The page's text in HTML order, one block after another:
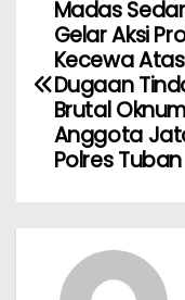
Madas
Gelar Aksi
Kecewa Atas
Dugaan
Brutal Oknum
Anggota
Polres Tuban